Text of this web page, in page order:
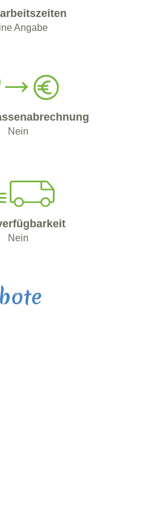
Angabe
Nein
Nein